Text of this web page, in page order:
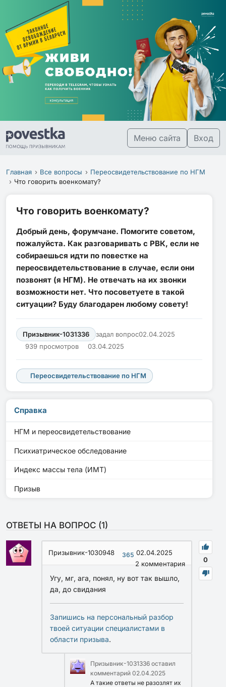
Меню сайта Вход
Главная Все вопросы
Переосвидетельствование по НГМ
Что говорить военкомату?
Что говорить военкомату?
Добрый день, форумчане. Помогите советом,
пожалуйста. Как разговаривать с РВК, если не
собираешься идти по повестке на
переосвидетельствование в случае, если они
позвонят (я НГМ). Не отвечать на их звонки
возможности нет. Что посоветуете в такой
ситуации? Буду благодарен любому совету!
Призывник-1031336 задал вопрос02.04.2025
939 просмотров
03.04.2025
Переосвидетельствование по НГМ
Справка
НГМ и переосвидетельствование
Психиатрическое обследование
Индекс массы тела (ИМТ)
Призыв
ОТВЕТЫ НА ВОПРОС (1)
0
Призывник-1030948 365 02.04.2025
2комментария
Угу, мг, ага, понял, ну вот так вышло,
да, до свидания
Запишись на персональный разбор
твоей ситуации специалистами в
области призыва.
Призывник-1031336 оставил
комментарий 02.04.2025
А такие ответы не разозлят их